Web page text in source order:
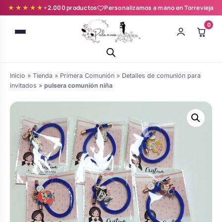
★★★★★+2.000 productos Personalizamos a mano en Torrevieja
0
novia y zapatillas
personalizadas
de boda
Árboles de Huellas para Primera
Comunión
Batas de comunión personalizadas
para niña
Inicio » Tienda » Primera Comunión » Detalles de comunión para
invitados » pulsera comunión niña